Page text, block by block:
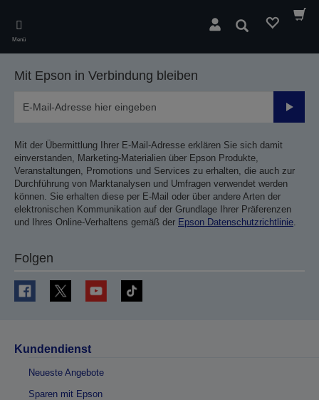
main
content
Menü
Suchen
Mit Epson in Verbindung bleiben
Mit der Übermittlung Ihrer E-Mail-Adresse erklären Sie sich damit
einverstanden, Marketing-Materialien über Epson Produkte,
Veranstaltungen, Promotions und Services zu erhalten, die auch zur
Durchführung von Marktanalysen und Umfragen verwendet werden
können. Sie erhalten diese per E-Mail oder über andere Arten der
elektronischen Kommunikation auf der Grundlage Ihrer Präferenzen
und Ihres Online-Verhaltens gemäß der Epson Datenschutzrichtlinie.
Folgen
Kundendienst
Neueste Angebote
Sparen mit Epson